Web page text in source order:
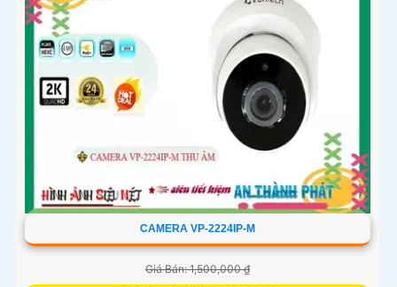
CAMERA VP-2224IP-M
Giá Bán: 1,500,000 ₫